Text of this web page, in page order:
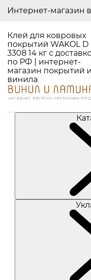
Интернет-магазин
Клей для ковровых
покрытий WAKOL D
3308 14 кг с
по РФ | интернет-
магазин покрытий
винила